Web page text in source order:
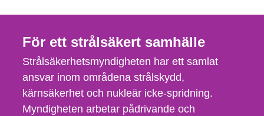
För ett strålsäkert samhälle
Strålsäkerhetsmyndigheten har ett samlat
ansvar inom områdena strålskydd,
kärnsäkerhet och nukleär icke-spridning.
Myndigheten arbetar pådrivande och